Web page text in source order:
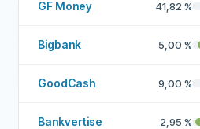
GF Money 41,82 %
Bigbank 5,00 %
GoodCash 9,00 %
Bankvertise 2,95 %